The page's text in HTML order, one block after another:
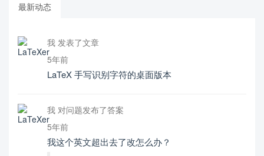
最新动态
我 发表了文章
5年前
LaTeX 手写识别字符的桌面版本
我 对问题发布了答案
5年前
我这个英文超出去了改怎么办？